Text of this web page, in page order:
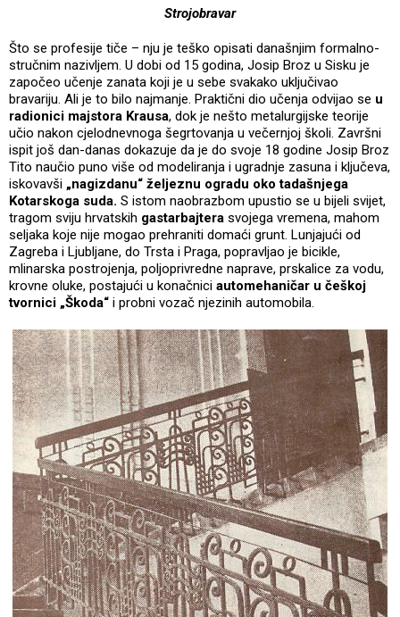
Strojobravar
Što se profesije tiče – nju je teško opisati današnjim formalno-
stručnim nazivljem. U dobi od 15 godina, Josip Broz u Sisku je
započeo učenje zanata koji je u sebe svakako uključivao
bravariju. Ali je to bilo najmanje. Praktični dio učenja odvijao se u
radionici majstora Krausa, dok je nešto metalurgijske teorije
učio nakon cjelodnevnoga šegrtovanja u večernjoj školi. Završni
ispit još dan-danas dokazuje da je do svoje 18 godine Josip Broz
Tito naučio puno više od modeliranja i ugradnje zasuna i ključeva,
iskovavši „nagizdanu“ željeznu ogradu oko tadašnjega
Kotarskoga suda. S istom naobrazbom upustio se u bijeli svijet,
tragom sviju hrvatskih gastarbajtera svojega vremena, mahom
seljaka koje nije mogao prehraniti domaći grunt. Lunjajući od
Zagreba i Ljubljane, do Trsta i Praga, popravljao je bicikle,
mlinarska postrojenja, poljoprivredne naprave, prskalice za vodu,
krovne oluke, postajući u konačnici automehaničar u češkoj
tvornici „Škoda“ i probni vozač njezinih automobila.